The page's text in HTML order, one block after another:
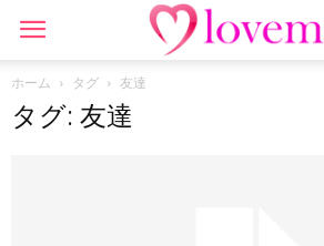
ホーム タグ 友達
タグ: 友達